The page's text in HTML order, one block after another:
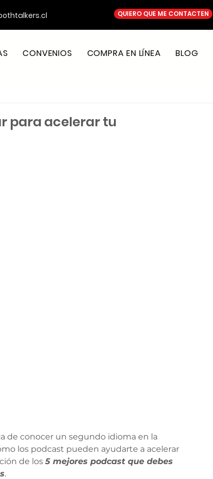
QUIERO QUE ME CONTACTEN
CONVENIOS COMPRA EN LÍNEA BLOG
para acelerar tu
de conocer un segundo idioma en la
los podcast pueden ayudarte a acelerar
de los 5 mejores podcast que debes
.